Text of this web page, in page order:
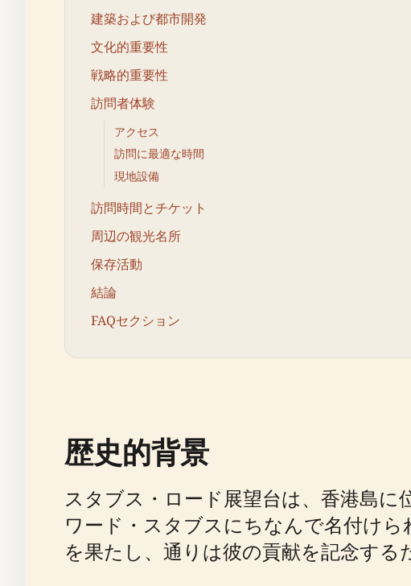
建築および都市開発
文化的重要性
戦略的重要性
訪問者体験
アクセス
訪問に最適な時間
現地設備
訪問時間とチケット
周辺の観光名所
保存活動
結論
FAQセクション
歴史的背景
スタブス・ロード展望台は、香港島
ワード・スタブスにちなんで名付け
を果たし、通りは彼の貢献を記念する